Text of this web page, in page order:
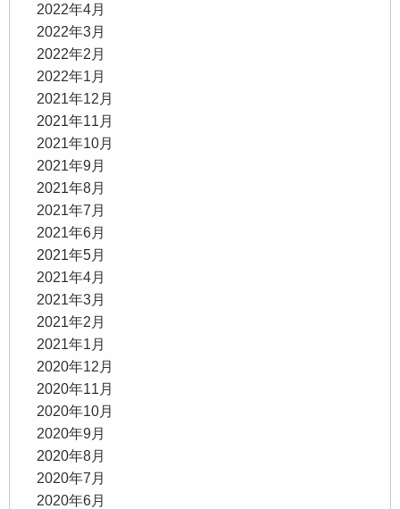
2022年4月
2022年3月
2022年2月
2022年1月
2021年12月
2021年11月
2021年10月
2021年9月
2021年8月
2021年7月
2021年6月
2021年5月
2021年4月
2021年3月
2021年2月
2021年1月
2020年12月
2020年11月
2020年10月
2020年9月
2020年8月
2020年7月
2020年6月